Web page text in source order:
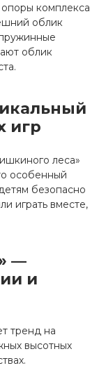
комплекса
облик
облик
игр
леса»
особенный
безопасно
играть вместе,
—
и
тренд на
высотных